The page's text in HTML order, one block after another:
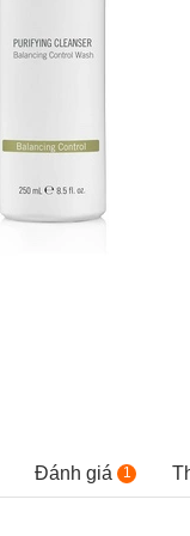
Đánh giá 1